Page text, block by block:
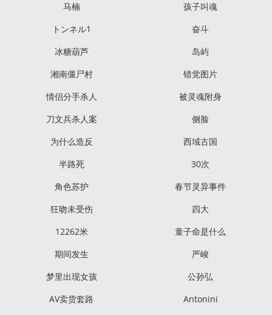
马楠
孩子叫魂
トンネル1
奋斗
冰糖葫芦
岛屿
湘南僵尸村
错觉图片
情侣分手杀人
被灵魂附身
刀文兵杀人案
侧脸
为什么造反
西域古国
半路死
30次
角色苏护
春节灵异事件
狂吻未受伤
四大
12262米
童子命是什么
期间发生
严峻
梦里出现女孩
公孙弘
AV卖货套路
Antonini